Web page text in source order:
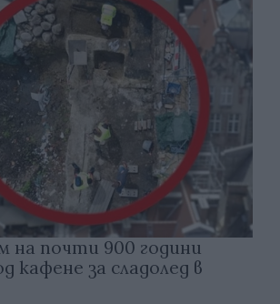
на почти 900 години
кафене за сладолед в